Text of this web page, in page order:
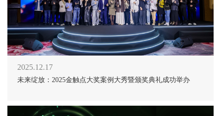
2025.12.17
未来绽放：2025金触点大奖案例大秀暨颁奖典礼成功举办